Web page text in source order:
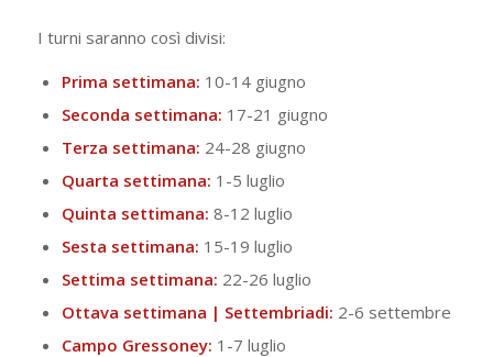
I turni saranno così divisi:
Prima settimana: 10-14 giugno
Seconda settimana: 17-21 giugno
Terza settimana: 24-28 giugno
Quarta settimana: 1-5 luglio
Quinta settimana: 8-12 luglio
Sesta settimana: 15-19 luglio
Settima settimana: 22-26 luglio
Ottava settimana | Settembriadi: 2-6 settembre
Campo Gressoney: 1-7 luglio